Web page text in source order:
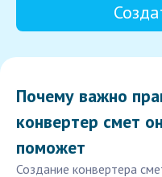
Почему важно
конвертер смет
поможет
Создание конвертера